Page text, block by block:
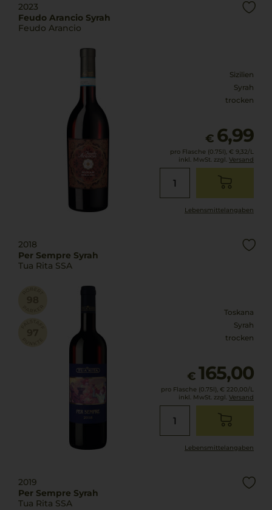
2023
Feudo Arancio Syrah
Feudo Arancio
Sizilien
Syrah
trocken
€ 6,99
pro Flasche (0.75l), € 9,32/L
inkl. MwSt. zzgl. Versand
Lebensmittel­angaben
2018
Per Sempre Syrah
Tua Rita SSA
Toskana
Syrah
trocken
€ 165,00
pro Flasche (0.75l), € 220,00/L
inkl. MwSt. zzgl. Versand
Lebensmittel­angaben
2019
Per Sempre Syrah
Tua Rita SSA